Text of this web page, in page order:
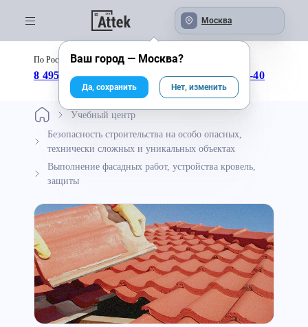
Москва
По России бесплатно:
8 495 246-04-43 8 800 333-25-40
Учебный центр
Безопасность строительства на особо опасных,
технически сложных и уникальных объектах
Выполнение фасадных работ, устройства кровель,
защиты
Ваш город — Москва?
Да, сохранить Нет, изменить